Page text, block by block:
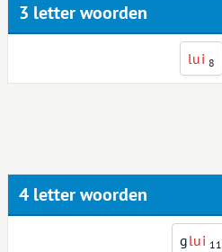
3 letter woorden
lui 8
4 letter woorden
glui 11